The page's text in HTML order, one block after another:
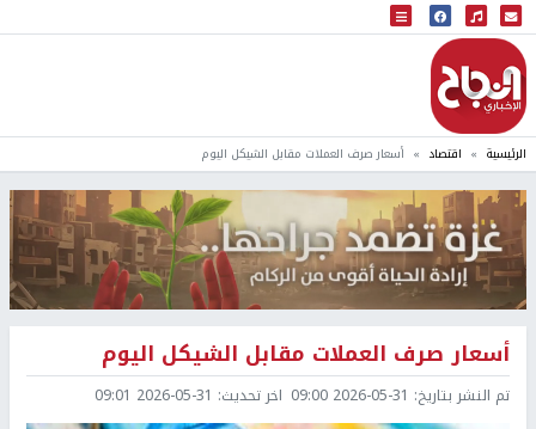
البث المباشر
إذاعة النجاح
الرئيسية اقتصاد أسعار صرف العملات مقابل الشيكل اليوم
أسعار صرف العملات مقابل الشيكل اليوم
تم النشر بتاريخ: 2026-05-31 09:00 اخر تحديث: 2026-05-31 09:01